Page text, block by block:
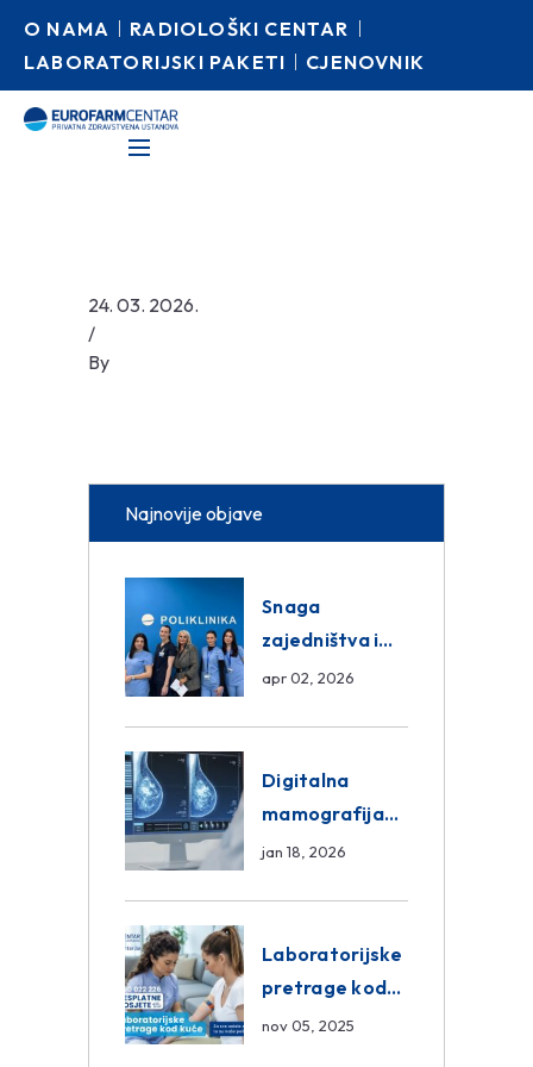
O NAMA
RADIOLOŠKI CENTAR
LABORATORIJSKI PAKETI
CJENOVNIK
24. 03. 2026.
/
By
Najnovije objave
Snaga
zajedništva i
razmjena
Group
apr 02, 2026
Digitalna
mamografija
Sarajevo –
Centar
Poliklinika
jan 18, 2026
Laboratorijske
pretrage kod
kuće – novo u
nov 05, 2025